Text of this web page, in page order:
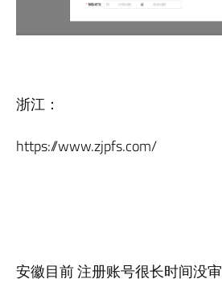
浙江：
https://www.zjpfs.com/
安徽目前 注册账号很长时间没